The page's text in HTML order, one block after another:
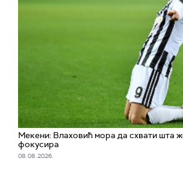
Мекени: Влаховић мора да схвати шта
фокусира
08. 08. 2026.